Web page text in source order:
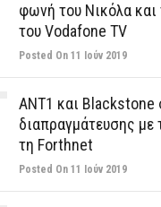
φωνή του Νικόλα
του Vodafone TV
Posted On 11 Ιούν 2019
ΑΝΤ1 και Blackstone
διαπραγμάτευσης με
τη Forthnet
Posted On 11 Ιούν 2019